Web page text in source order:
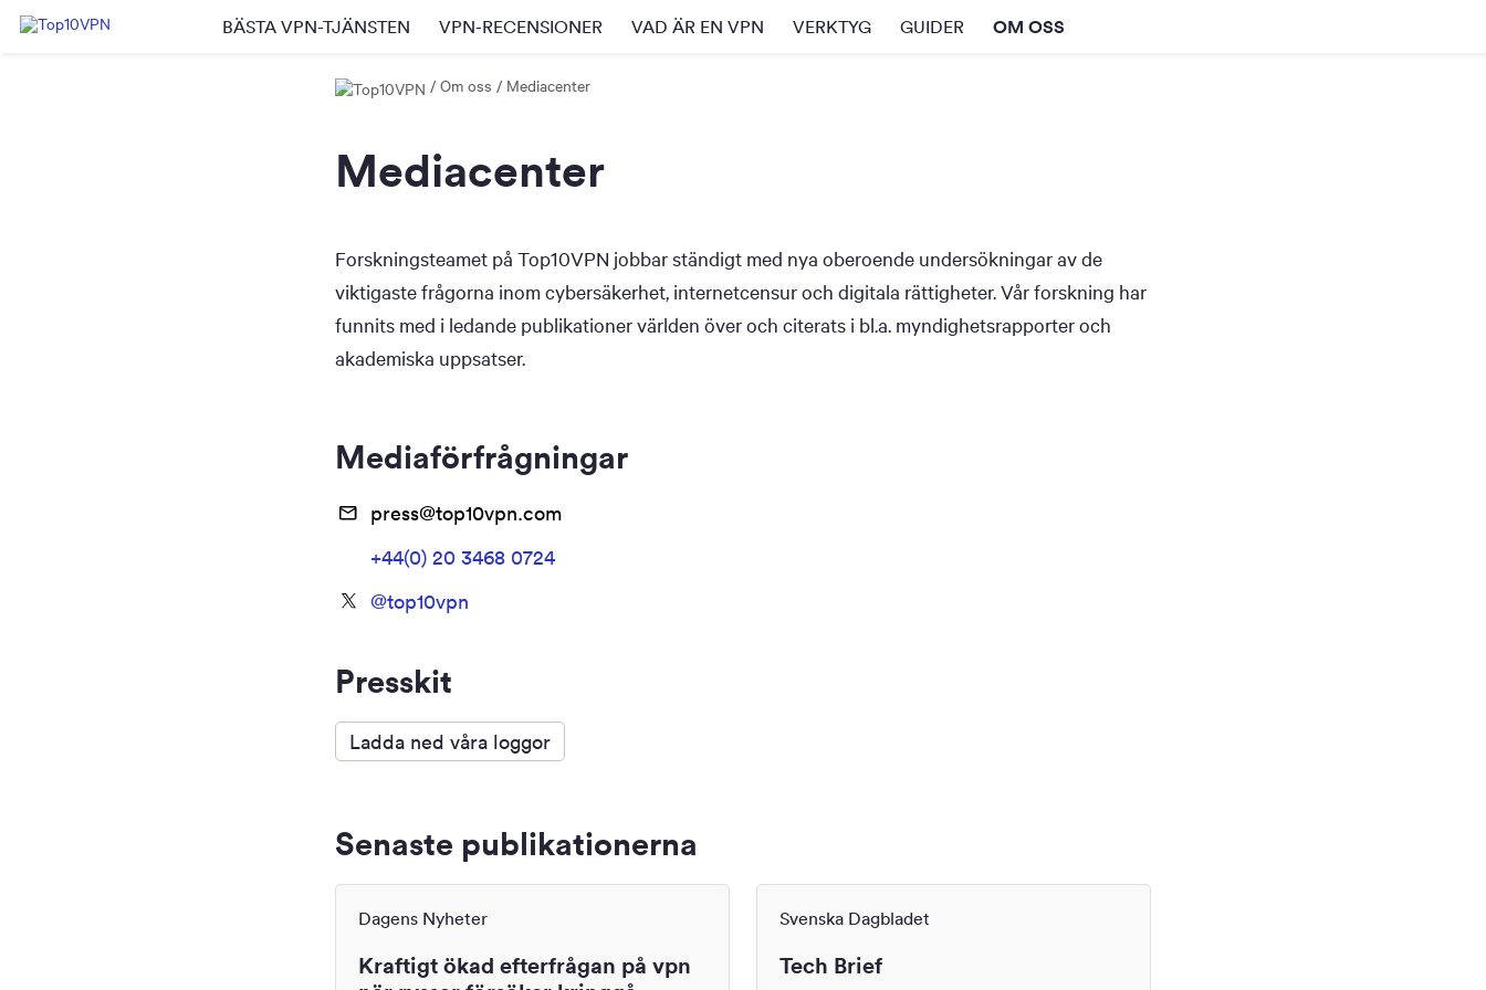
BÄSTA VPN-TJÄNSTEN VPN-RECENSIONER VAD ÄR EN VPN VERKTYG GUIDER OM OSS
Om oss Mediacenter
Mediacenter
Forskningsteamet på Top10VPN jobbar ständigt med nya oberoende undersökningar av de
viktigaste frågorna inom cybersäkerhet, internetcensur och digitala rättigheter. Vår forskning har
funnits med i ledande publikationer världen över och citerats i bl.a. myndighetsrapporter och
akademiska uppsatser.
Mediaförfrågningar
press@top10vpn.com
+44(0) 20 3468 0724
@top10vpn
Presskit
Ladda ned våra loggor
Senaste publikationerna
Dagens Nyheter
Kraftigt ökad efterfrågan på vpn
Svenska Dagbladet
Tech Brief